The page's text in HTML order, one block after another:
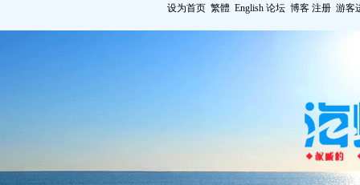
设为首页 繁體 English 论坛 博客 注册 游客